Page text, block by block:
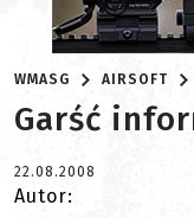
WMASG AIRSOFT
Garść
22.08.2008
Autor: